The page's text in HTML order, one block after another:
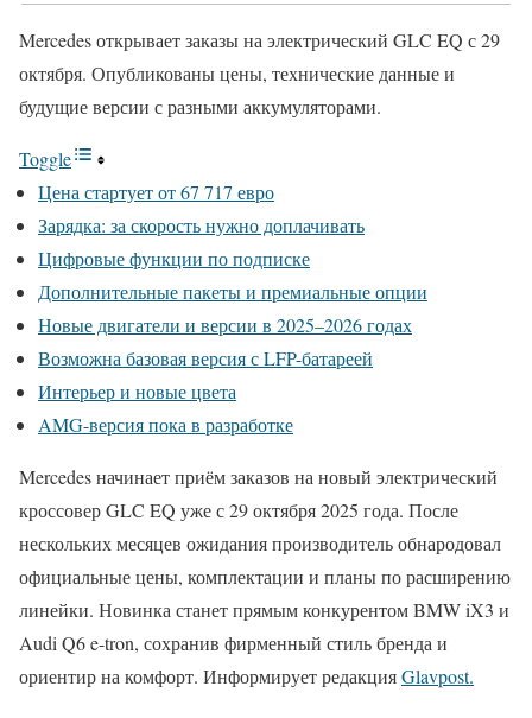
Mercedes открывает заказы на электрический GLC EQ с 29
октября. Опубликованы цены, технические данные и
будущие версии с разными аккумуляторами.
Toggle
Цена стартует от 67 717 евро
Зарядка: за скорость нужно доплачивать
Цифровые функции по подписке
Дополнительные пакеты и премиальные опции
Новые двигатели и версии в 2025–2026 годах
Возможна базовая версия с LFP-батареей
Интерьер и новые цвета
AMG-версия пока в разработке
Mercedes начинает приём заказов на новый электрический
кроссовер GLC EQ уже с 29 октября 2025 года. После
нескольких месяцев ожидания производитель обнародовал
официальные цены, комплектации и планы по расширению
линейки. Новинка станет прямым конкурентом BMW iX3 и
Audi Q6 e-tron, сохранив фирменный стиль бренда и
ориентир на комфорт. Информирует редакцияGlavpost.